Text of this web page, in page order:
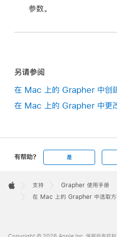
参数。
另请参阅
在 Mac 上的 Grapher 中创
在 Mac 上的 Grapher 中更
有帮助? 是
Footer

Apple
支持
Grapher 使用手册
在 Mac 上的 Grapher 中选取方